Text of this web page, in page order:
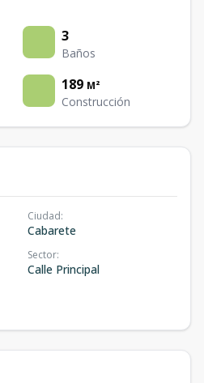
3
Baños
189 M²
Construcción
Ciudad:
Cabarete
Sector:
Calle Principal